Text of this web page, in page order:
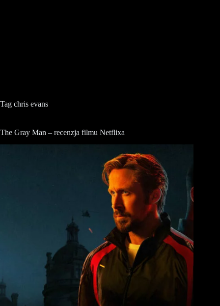
Tag chris evans
The Gray Man – recenzja filmu Netflixa